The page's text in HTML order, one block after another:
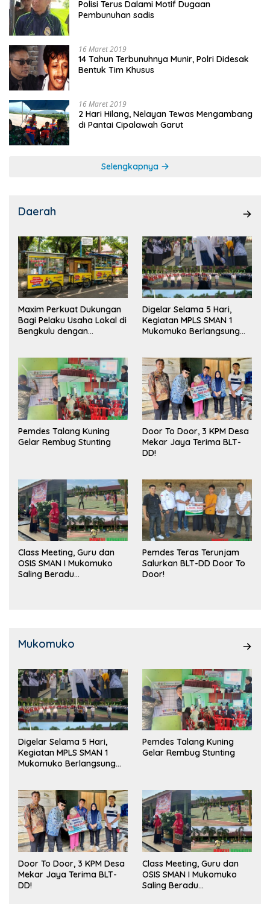
Polisi Terus Dalami Motif Dugaan
Pembunuhan sadis
16 Maret 2019
14 Tahun Terbunuhnya Munir, Polri Didesak
Bentuk Tim Khusus
16 Maret 2019
2 Hari Hilang, Nelayan Tewas Mengambang
di Pantai Cipalawah Garut
Selengkapnya
Daerah
Maxim Perkuat Dukungan
Bagi Pelaku Usaha Lokal di
Bengkulu dengan
Pasar
Digelar Selama 5 Hari,
Kegiatan MPLS SMAN 1
Mukomuko Berlangsung
Pemdes Talang Kuning
Gelar Rembug Stunting
Door To Door, 3 KPM Desa
Mekar Jaya Terima BLT-
DD!
Class Meeting, Guru dan
OSIS SMAN I Mukomuko
Saling Beradu
Pemdes Teras Terunjam
Salurkan BLT-DD Door To
Door!
Mukomuko
Digelar Selama 5 Hari,
Kegiatan MPLS SMAN 1
Mukomuko Berlangsung
Pemdes Talang Kuning
Gelar Rembug Stunting
Door To Door, 3 KPM Desa
Mekar Jaya Terima BLT-
DD!
Class Meeting, Guru dan
OSIS SMAN I Mukomuko
Saling Beradu